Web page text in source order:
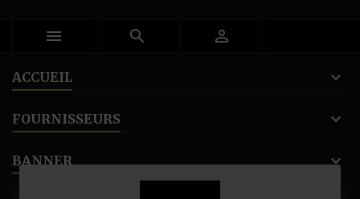
  
ACCUEIL
FOURNISSEURS
BANNER